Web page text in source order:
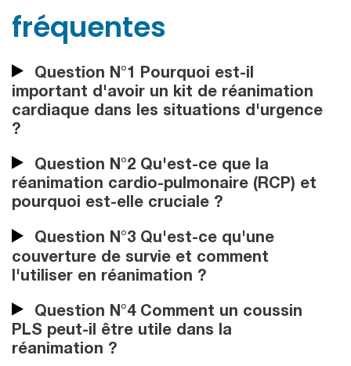
fréquentes
Question N°1 Pourquoi est-il
important d'avoir un kit de réanimation
cardiaque dans les situations d'urgence
?
Question N°2 Qu'est-ce que la
réanimation cardio-pulmonaire (RCP) et
pourquoi est-elle cruciale ?
Question N°3 Qu'est-ce qu'une
couverture de survie et comment
l'utiliser en réanimation ?
Question N°4 Comment un coussin
PLS peut-il être utile dans la
réanimation ?